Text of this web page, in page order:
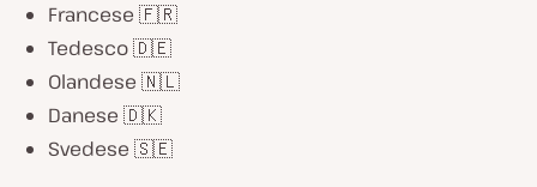
Francese 🇫🇷
Tedesco 🇩🇪
Olandese 🇳🇱
Danese 🇩🇰
Svedese 🇸🇪